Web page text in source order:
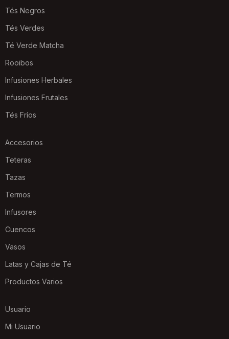
Tés Negros
Tés Verdes
Té Verde Matcha
Rooibos
Infusiones Herbales
Infusiones Frutales
Tés Fríos
Accesorios
Teteras
Tazas
Termos
Infusores
Cuencos
Vasos
Latas y Cajas de Té
Productos Varios
Usuario
Mi Usuario